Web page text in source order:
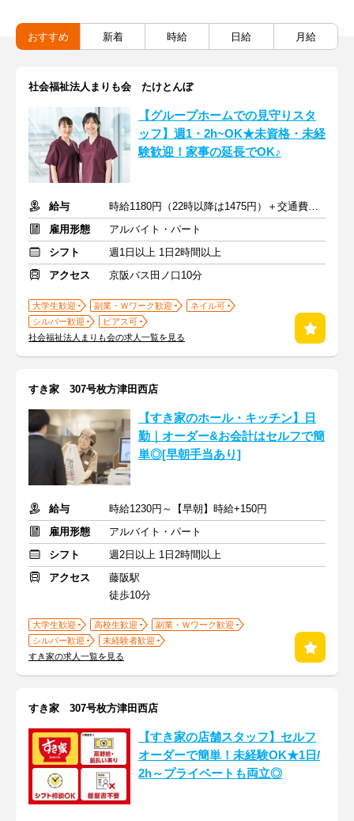
おすすめ 新着 時給 日給 月給
社会福祉法人まりも会 たけとんぼ
【グループホームでの見守りスタ
ッフ】週1・2h~OK★未資格・未経
験歓迎！家事の延長でOK♪
給与
時給1180円（22時以降は1475円）＋交通費支給＋資格手当あり
雇用形態
アルバイト・パート
シフト
週1日以上 1日2時間以上
アクセス
京阪バス田ノ口10分
大学生歓迎 副業・Ｗワーク歓迎
ネイル可
シルバー歓迎
ピアス可
社会福祉法人まりも会の求人一覧を見る
すき家 307号枚方津田西店
【すき家のホール・キッチン】日
勤｜オーダー&お会計はセルフで簡
単◎[早朝手当あり]
給与
時給1230円～【早朝】時給+150円
雇用形態
アルバイト・パート
シフト
週2日以上 1日2時間以上
アクセス
藤阪駅
徒歩10分
大学生歓迎 高校生歓迎
副業・Ｗワーク歓迎
シルバー歓迎
未経験者歓迎
すき家の求人一覧を見る
すき家 307号枚方津田西店
【すき家の店舗スタッフ】セルフ
オーダーで簡単！未経験OK★1日/
2h～プライベートも両立◎